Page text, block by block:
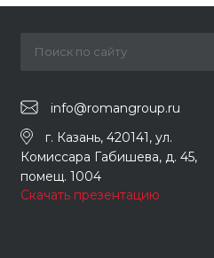
info@romangroup.ru
г. Казань, 420141, ул.
Комиссара Габишева, д. 45,
помещ. 1004
Скачать презентацию